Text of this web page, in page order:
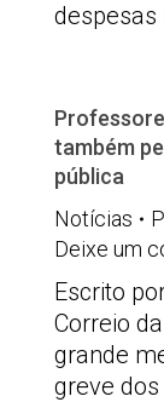
despesas
também
pública
Notícias
Deixe um
Escrito
Correio
grande
greve